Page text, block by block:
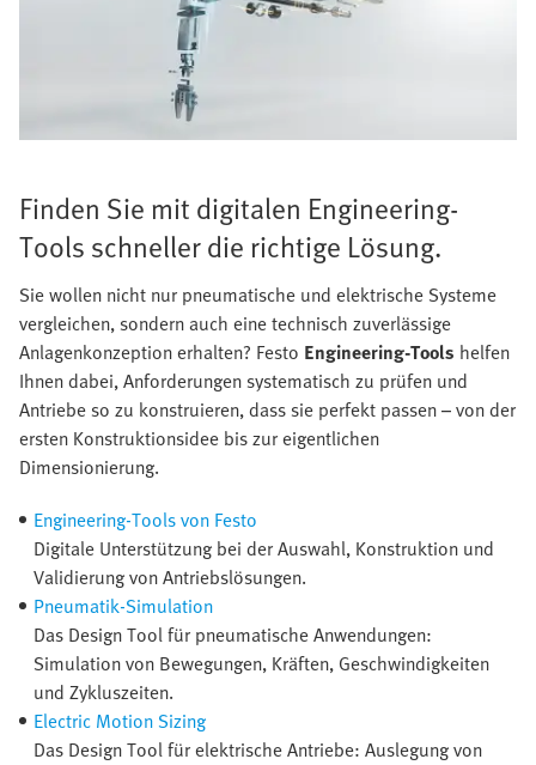
Finden Sie mit digitalen Engineering-
Tools schneller die richtige Lösung.
Sie wollen nicht nur pneumatische und elektrische Systeme
vergleichen, sondern auch eine technisch zuverlässige
Anlagenkonzeption erhalten? Festo Engineering-Tools helfen
Ihnen dabei, Anforderungen systematisch zu prüfen und
Antriebe so zu konstruieren, dass sie perfekt passen – von der
ersten Konstruktionsidee bis zur eigentlichen
Dimensionierung.
Engineering-Tools von Festo
Digitale Unterstützung bei der Auswahl, Konstruktion und
Validierung von Antriebslösungen.
Pneumatik-Simulation
Das Design Tool für pneumatische Anwendungen:
Simulation von Bewegungen, Kräften, Geschwindigkeiten
und Zykluszeiten.
Electric Motion Sizing
Das Design Tool für elektrische Antriebe: Auslegung von